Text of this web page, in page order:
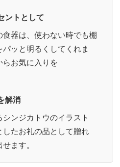
ントとして
器は、使わない時でも棚
ッと明るくしてくれま
らお気に入りを
解消
ンジカトウのイラスト
したお礼の品として贈れ
ます。